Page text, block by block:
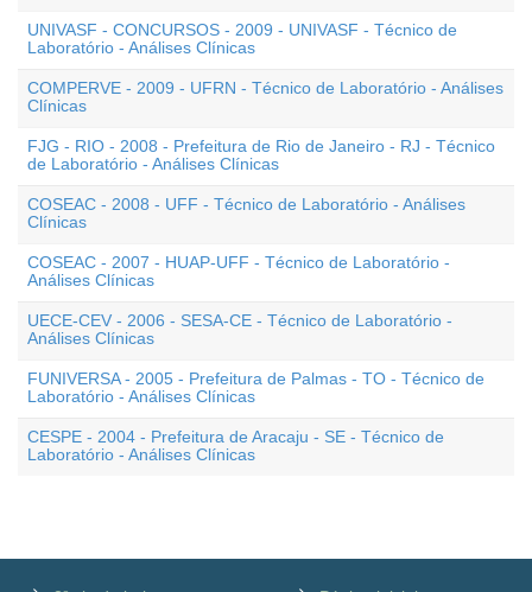
UNIVASF - CONCURSOS - 2009 - UNIVASF - Técnico de
Laboratório - Análises Clínicas
COMPERVE - 2009 - UFRN - Técnico de Laboratório - Análises
Clínicas
FJG - RIO - 2008 - Prefeitura de Rio de Janeiro - RJ - Técnico
de Laboratório - Análises Clínicas
COSEAC - 2008 - UFF - Técnico de Laboratório - Análises
Clínicas
COSEAC - 2007 - HUAP-UFF - Técnico de Laboratório -
Análises Clínicas
UECE-CEV - 2006 - SESA-CE - Técnico de Laboratório -
Análises Clínicas
FUNIVERSA - 2005 - Prefeitura de Palmas - TO - Técnico de
Laboratório - Análises Clínicas
CESPE - 2004 - Prefeitura de Aracaju - SE - Técnico de
Laboratório - Análises Clínicas